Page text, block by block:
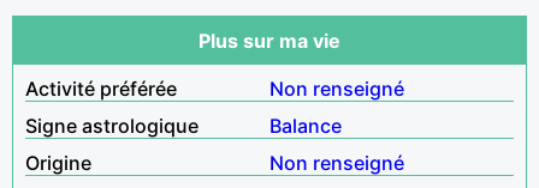
Plus sur ma vie
Activité préférée
Non renseigné
Signe astrologique
Balance
Origine
Non renseigné